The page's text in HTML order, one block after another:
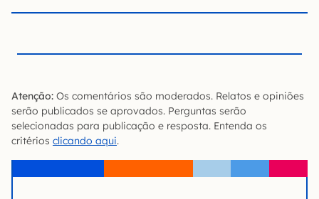
Atenção: Os comentários são moderados. Relatos e opiniões
serão publicados se aprovados. Perguntas serão
selecionadas para publicação e resposta. Entenda os
critérios clicando aqui.